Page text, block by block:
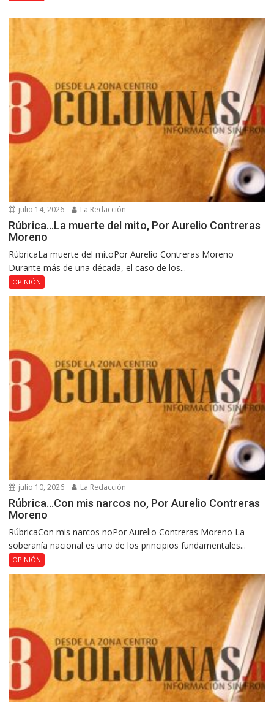
julio 14, 2026 La Redacción
Rúbrica…La muerte del mito, Por Aurelio Contreras
Moreno
RúbricaLa muerte del mitoPor Aurelio Contreras Moreno
Durante más de una década, el caso de los...
OPINIÓN
julio 10, 2026 La Redacción
Rúbrica…Con mis narcos no, Por Aurelio Contreras
Moreno
RúbricaCon mis narcos noPor Aurelio Contreras Moreno La
soberanía nacional es uno de los principios fundamentales...
OPINIÓN